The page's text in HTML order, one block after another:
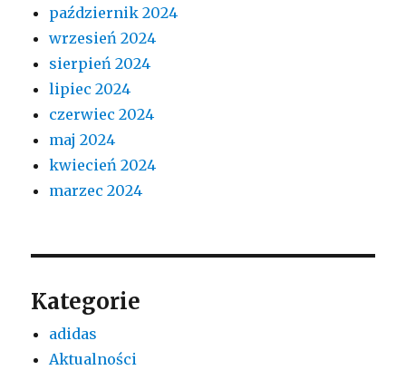
październik 2024
wrzesień 2024
sierpień 2024
lipiec 2024
czerwiec 2024
maj 2024
kwiecień 2024
marzec 2024
Kategorie
adidas
Aktualności